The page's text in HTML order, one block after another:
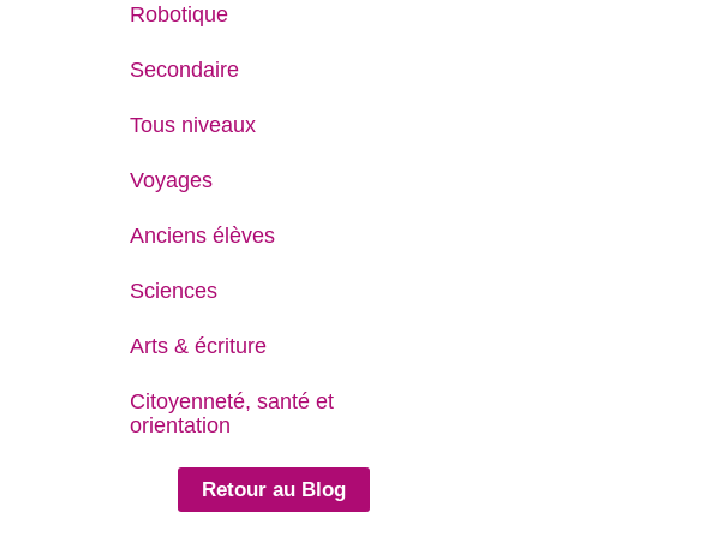
Robotique
Secondaire
Tous niveaux
Voyages
Anciens élèves
Sciences
Arts & écriture
Citoyenneté, santé et
orientation
Retour au Blog